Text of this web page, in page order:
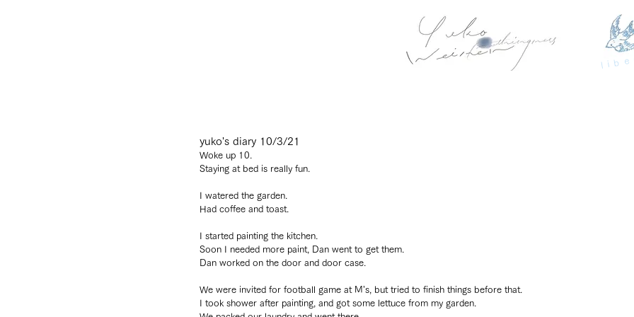
yuko's diary 10/3/21
Woke up 10.
Staying at bed is really fun.
I watered the garden.
Had coffee and toast.
I started painting the kitchen.
Soon I needed more paint, Dan went to get them.
Dan worked on the door and door case.
We were invited for football game at M’s, but tried to finish things before that.
I took shower after painting, and got some lettuce from my garden.